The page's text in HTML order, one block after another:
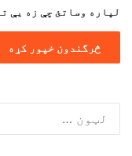
لپاره وساتئ چې زه یې